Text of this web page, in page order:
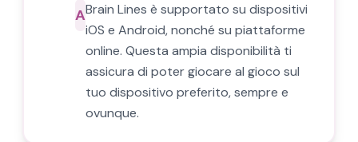
ABrain Lines è supportato su dispositivi
iOS e Android, nonché su piattaforme
online. Questa ampia disponibilità ti
assicura di poter giocare al gioco sul
tuo dispositivo preferito, sempre e
ovunque.